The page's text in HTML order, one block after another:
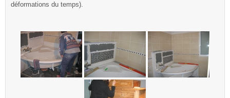
déformations du temps).